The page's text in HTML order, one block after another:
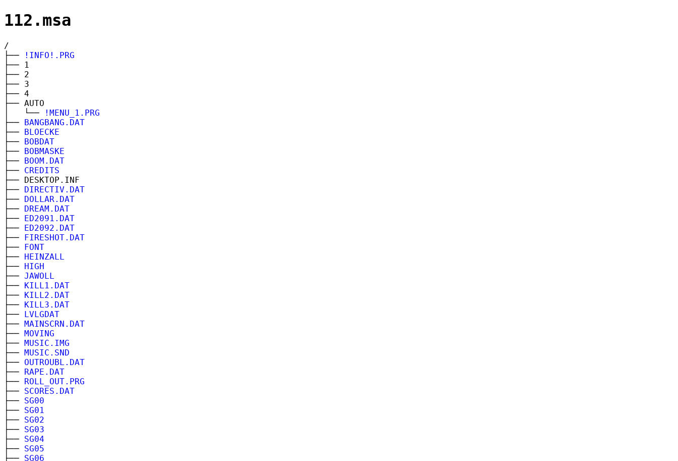
112.msa
/
├──
!INFO!.PRG
├── 1
├── 2
├── 3
├── 4
├── AUTO
│ └──
!MENU_1.PRG
├── BANGBANG.DAT
├── BLOECKE
├── BOBDAT
├── BOBMASKE
├── BOOM.DAT
├── CREDITS
├── DESKTOP.INF
├── DIRECTIV.DAT
├── DOLLAR.DAT
├── DREAM.DAT
├── ED2091.DAT
├── ED2092.DAT
├── FIRESHOT.DAT
├── FONT
├── HEINZALL
├── HIGH
├── JAWOLL
├── KILL1.DAT
├── KILL2.DAT
├── KILL3.DAT
├── LVLGDAT
├── MAINSCRN.DAT
├── MOVING
├── MUSIC.IMG
├── MUSIC.SND
├── OUTROUBL.DAT
├── RAPE.DAT
├── ROLL_OUT.PRG
├── SCORES.DAT
├── SG00
├── SG01
├── SG02
├── SG03
├── SG04
├── SG05
├── SG06